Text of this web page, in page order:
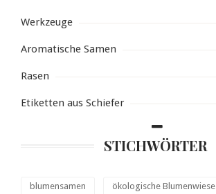
Werkzeuge
Aromatische Samen
Rasen
Etiketten aus Schiefer
STICHWÖRTER
blumensamen ökologische Blumenwiese